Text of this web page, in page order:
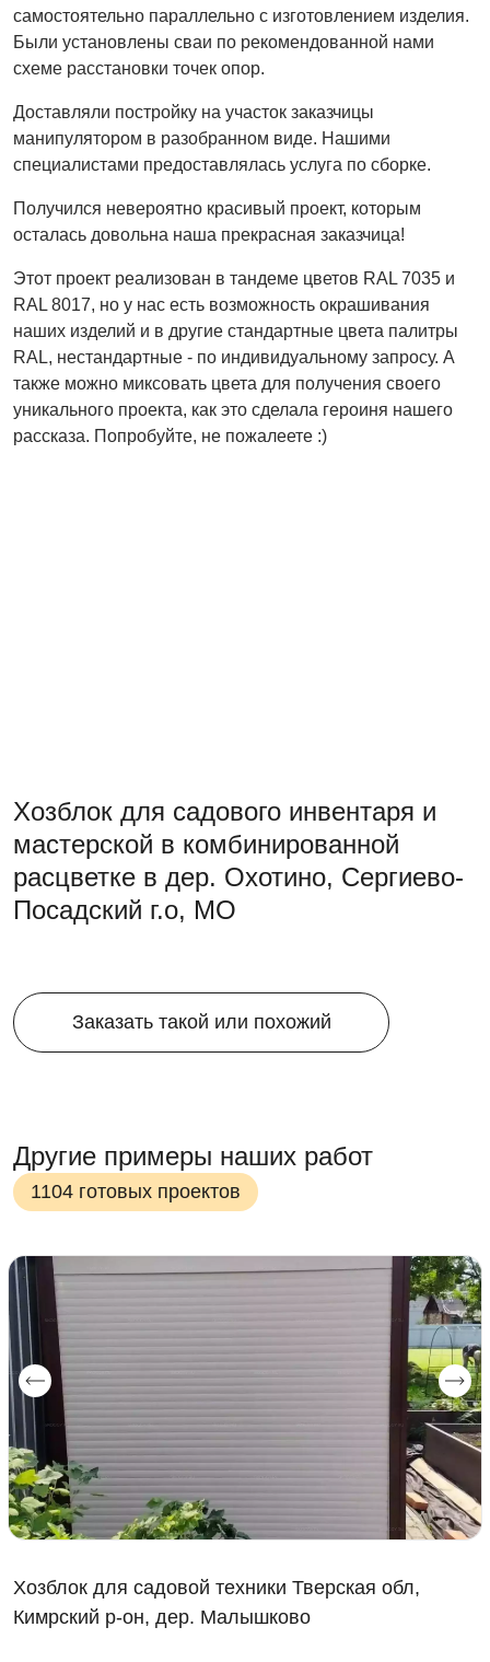
самостоятельно параллельно с изготовлением изделия.
Были установлены сваи по рекомендованной нами
схеме расстановки точек опор.
Доставляли постройку на участок заказчицы
манипулятором в разобранном виде. Нашими
специалистами предоставлялась услуга по сборке.
Получился невероятно красивый проект, которым
осталась довольна наша прекрасная заказчица!
Этот проект реализован в тандеме цветов RAL 7035 и
RAL 8017, но у нас есть возможность окрашивания
наших изделий и в другие стандартные цвета палитры
RAL, нестандартные - по индивидуальному запросу. А
также можно миксовать цвета для получения своего
уникального проекта, как это сделала героиня нашего
рассказа. Попробуйте, не пожалеете :)
Хозблок для садового инвентаря и
мастерской в комбинированной
расцветке в дер. Охотино, Сергиево-
Посадский г.о, МО
Заказать такой или похожий
Другие примеры наших работ
1104 готовых проектов
Хозблок для садовой техники Тверская обл,
Кимрский р-он, дер. Малышково